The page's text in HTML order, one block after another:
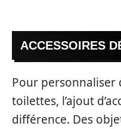
ACCESSOIRES
Pour personnaliser
toilettes, l’ajout
différence. Des